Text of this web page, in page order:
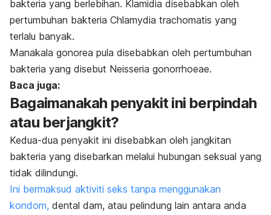
bakteria yang berlebihan. Klamidia disebabkan oleh
pertumbuhan bakteria Chlamydia trachomatis yang
terlalu banyak.
Manakala gonorea pula disebabkan oleh pertumbuhan
bakteria yang disebut Neisseria gonorrhoeae.
Baca juga:
Bagaimanakah penyakit ini berpindah
atau berjangkit?
Kedua-dua penyakit ini disebabkan oleh jangkitan
bakteria yang disebarkan melalui hubungan seksual yang
tidak dilindungi.
Ini bermaksud aktiviti seks tanpa menggunakan
kondom, dental dam, atau pelindung lain antara anda